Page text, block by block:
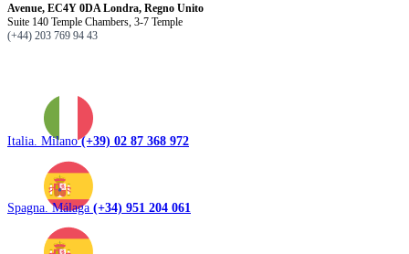
Avenue, EC4Y 0DA Londra, Regno Unito
Suite 140 Temple Chambers, 3-7 Temple
(+44) 203 769 94 43
Italia. Milano(+39) 02 87 368 972
Spagna. Málaga (+34) 951 204 061